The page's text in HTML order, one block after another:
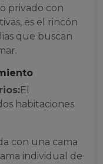
privado con
es el rincón
que buscan
El
habitaciones
con una cama
individual de